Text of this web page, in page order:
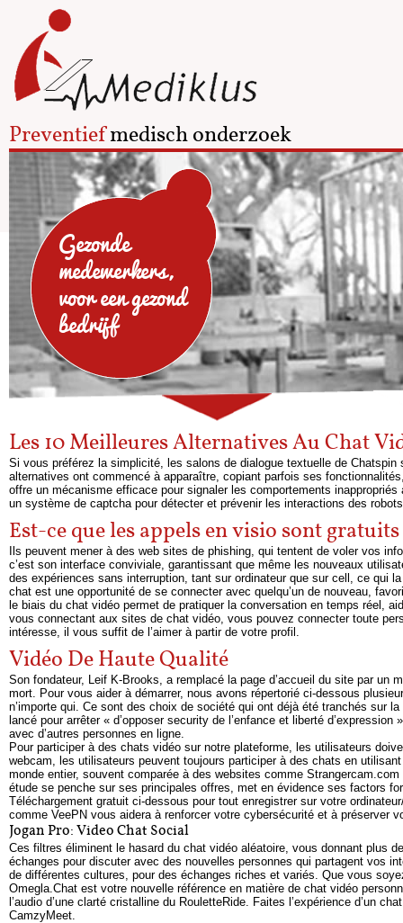
Preventiefmedisch onderzoek
Gezonde
medewerkers,
voor een gezond
bedrijf
Les 10 Meilleures Alternatives Au Chat
Si vous préférez la simplicité, les salons de dialogue textuelle de
alternatives ont commencé à apparaître, copiant parfois ses
offre un mécanisme efficace pour signaler les comportements
un système de captcha pour détecter et prévenir les interactions des
Est-ce que les appels en visio sont
Ils peuvent mener à des web sites de phishing, qui tentent de voler vos
c’est son interface conviviale, garantissant que même les nouveaux
des expériences sans interruption, tant sur ordinateur que sur cell, ce qui
chat est une opportunité de se connecter avec quelqu’un de nouveau,
le biais du chat vidéo permet de pratiquer la conversation en temps réel,
vous connectant aux sites de chat vidéo, vous pouvez connecter toute
intéresse, il vous suffit de l’aimer à partir de votre profil.
Vidéo De Haute Qualité
Son fondateur, Leif K-Brooks, a remplacé la page d’accueil du site par un
mort. Pour vous aider à démarrer, nous avons répertorié ci-dessous
n’importe qui. Ce sont des choix de société qui ont déjà été tranchés sur
lancé pour arrêter « d’opposer security de l’enfance et liberté
avec d’autres personnes en ligne.
Pour participer à des chats vidéo sur notre plateforme, les utilisateurs
webcam, les utilisateurs peuvent toujours participer à des chats en
monde entier, souvent comparée à des websites comme
étude se penche sur ses principales offres, met en évidence ses factors
Téléchargement gratuit ci-dessous pour tout enregistrer sur votre
comme VeePN vous aidera à renforcer votre cybersécurité et à préserver
Jogan Pro: Video Chat Social
Ces filtres éliminent le hasard du chat vidéo aléatoire, vous donnant plus
échanges pour discuter avec des nouvelles personnes qui partagent vos
de différentes cultures, pour des échanges riches et variés. Que vous
Omegla.Chat est votre nouvelle référence en matière de chat vidéo
l’audio d’une clarté cristalline du RouletteRide. Faites l’expérience d’un
CamzyMeet.